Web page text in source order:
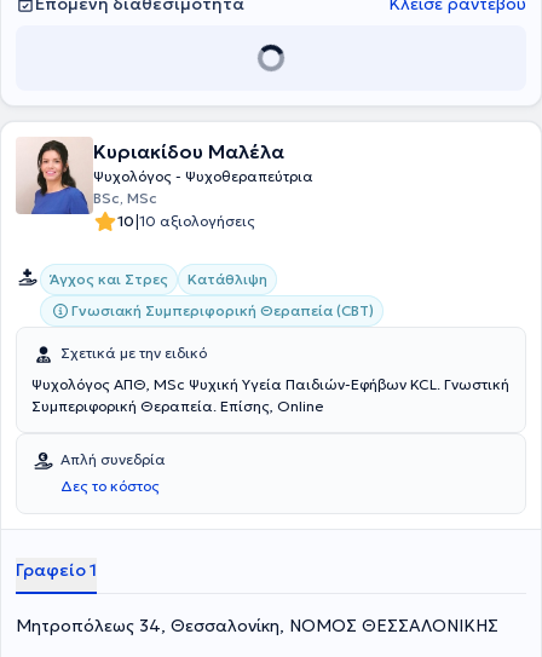
Κυριακίδου Μαλέλα
Ψυχολόγος - Ψυχοθεραπεύτρια
BSc, MSc
10|10 αξιολογήσεις
Άγχος και Στρες
Κατάθλιψη
Γνωσιακή Συμπεριφορική Θεραπεία (CBT)
Σχετικά με την ειδικό
Ψυχολόγος ΑΠΘ, MSc Ψυχική Υγεία Παιδιών-Εφήβων KCL. Γνωστική
Συμπεριφορική Θεραπεία. Επίσης, Online
Απλή συνεδρία
Δες το κόστος
Γραφείο 1
Μητροπόλεως 34, Θεσσαλονίκη, ΝΟΜΟΣ ΘΕΣΣΑΛΟΝΙΚΗΣ